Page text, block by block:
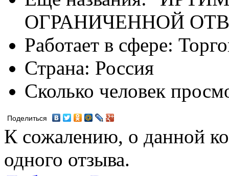
ОГРАНИЧЕННОЙ
Работает в сфере:
Страна: Россия
Сколько человек
Поделиться
К сожалению, о данной
одного отзыва.